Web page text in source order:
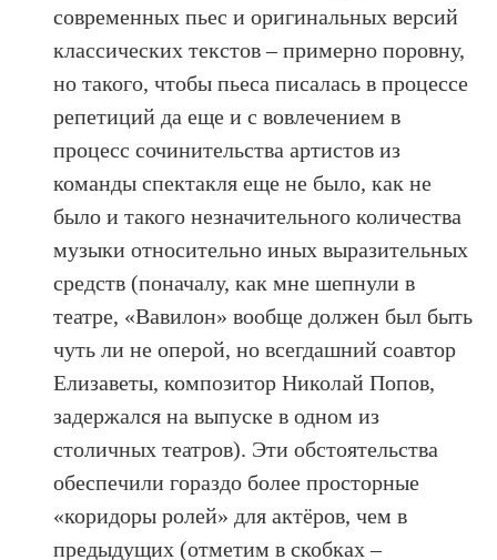
современных пьес и оригинальных версий
классических текстов – примерно поровну,
но такого, чтобы пьеса писалась в процессе
репетиций да еще и с вовлечением в
процесс сочинительства артистов из
команды спектакля еще не было, как не
было и такого незначительного количества
музыки относительно иных выразительных
средств (поначалу, как мне шепнули в
театре, «Вавилон» вообще должен был быть
чуть ли не оперой, но всегдашний соавтор
Елизаветы, композитор Николай Попов,
задержался на выпуске в одном из
столичных театров). Эти обстоятельства
обеспечили гораздо более просторные
«коридоры ролей» для актёров, чем в
предыдущих (отметим в скобках –